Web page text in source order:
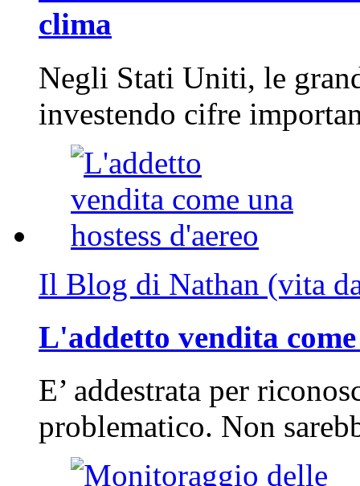
clima
Negli Stati Uniti, le
investendo cifre
Il Blog di Nathan (vita
L'addetto vendita
E’ addestrata per
problematico. Non